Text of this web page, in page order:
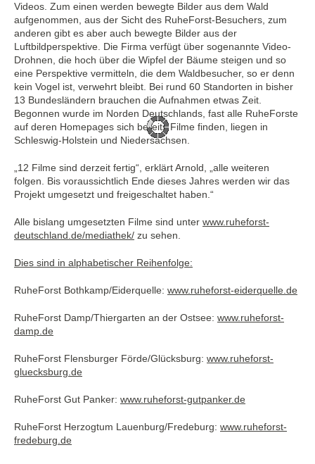
Videos. Zum einen werden bewegte Bilder aus dem Wald
aufgenommen, aus der Sicht des RuheForst-Besuchers, zum
anderen gibt es aber auch bewegte Bilder aus der
Luftbildperspektive. Die Firma verfügt über sogenannte Video-
Drohnen, die hoch über die Wipfel der Bäume steigen und so
eine Perspektive vermitteln, die dem Waldbesucher, so er denn
kein Vogel ist, verwehrt bleibt. Bei rund 60 Standorten in bisher
13 Bundesländern brauchen die Aufnahmen etwas Zeit.
Begonnen wurde im Norden Deutschlands, fast alle RuheForste
auf deren Homepages sich bereits Filme finden, liegen in
Schleswig-Holstein und Niedersachsen.
„12 Filme sind derzeit fertig“, erklärt Arnold, „alle weiteren
folgen. Bis voraussichtlich Ende dieses Jahres werden wir das
Projekt umgesetzt und freigeschaltet haben.“
Alle bislang umgesetzten Filme sind unter www.ruheforst-
deutschland.de/mediathek/ zu sehen.
Dies sind in alphabetischer Reihenfolge:
RuheForst Bothkamp/Eiderquelle: www.ruheforst-eiderquelle.de
RuheForst Damp/Thiergarten an der Ostsee: www.ruheforst-
damp.de
RuheForst Flensburger Förde/Glücksburg: www.ruheforst-
gluecksburg.de
RuheForst Gut Panker: www.ruheforst-gutpanker.de
RuheForst Herzogtum Lauenburg/Fredeburg: www.ruheforst-
fredeburg.de